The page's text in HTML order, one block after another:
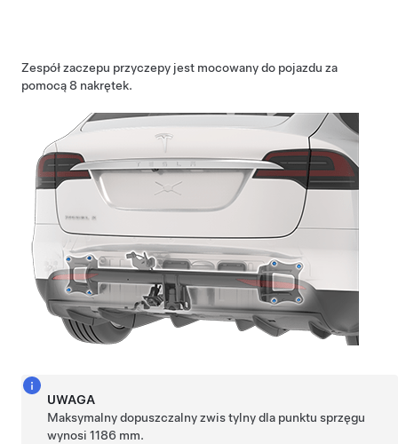
Zespół zaczepu przyczepy jest mocowany do pojazdu za
pomocą 8 nakrętek.
UWAGA
Maksymalny dopuszczalny zwis tylny dla punktu sprzęgu
wynosi1186 mm.